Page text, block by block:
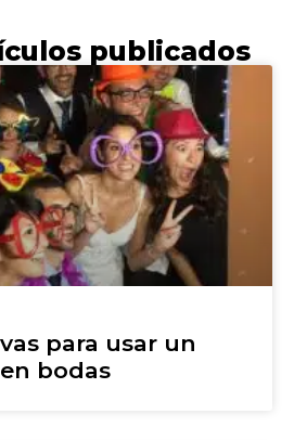
publicados
para usar un
bodas